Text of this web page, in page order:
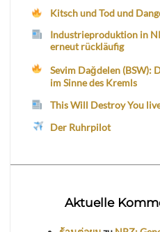
Kitsch und Tod und
Industrieproduktion in
erneut rückläufig
Sevim Dağdelen (BSW):
im Sinne des Kremls
This Will Destroy You
Der Ruhrpilot
Aktuelle